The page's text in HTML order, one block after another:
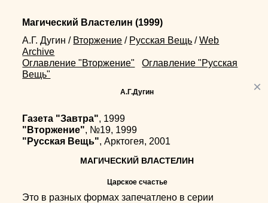
×
Магический Властелин (1999)
А.Г. Дугин / Вторжение / Русская Вещь / Web
Archive
Оглавление "Вторжение"
Оглавление "Русская
Вещь"
А.Г.Дугин
Газета "Завтра", 1999
"Вторжение", №19, 1999
"Русская Вещь", Арктогея, 2001
МАГИЧЕСКИЙ ВЛАСТЕЛИН
Царское счастье
Это в разных формах запечатлено в серии